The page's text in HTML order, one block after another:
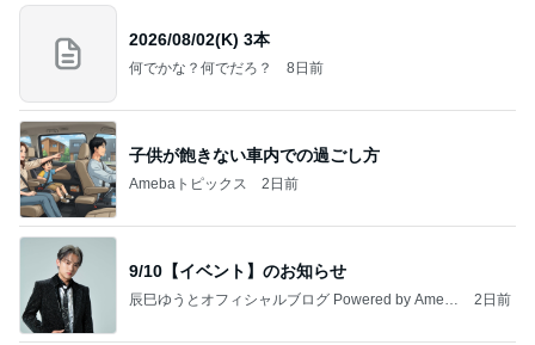
2026/08/02(K) 3本
何でかな？何でだろ？ 8日前
子供が飽きない車内での過ごし方
Amebaトピックス 2日前
9/10【イベント】のお知らせ
辰巳ゆうとオフィシャルブログ Powered by Ameb
2日前